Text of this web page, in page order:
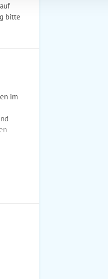
bitte
im